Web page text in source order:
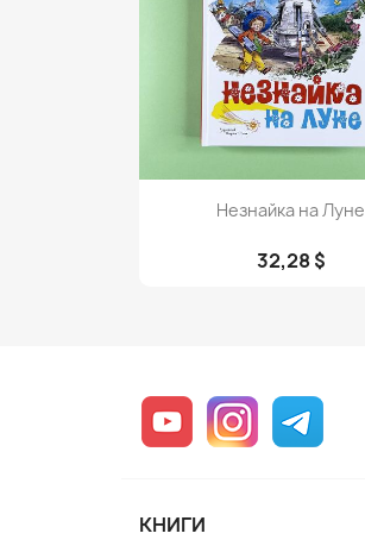
Просмотр
Незнайка на Луне
32,28 $
YouTube Instagram
КНИГИ